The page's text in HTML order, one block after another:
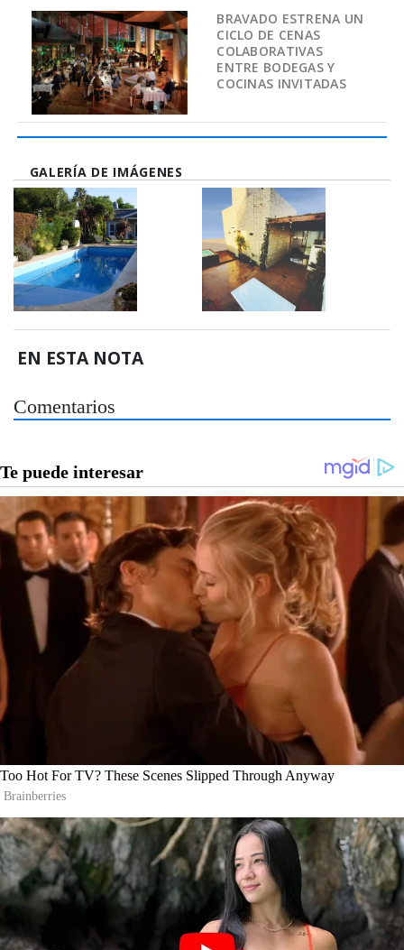
BRAVADO ESTRENA UN
CICLO DE CENAS
COLABORATIVAS
ENTRE BODEGAS Y
COCINAS INVITADAS
GALERÍA DE IMÁGENES
EN ESTA NOTA
Comentarios